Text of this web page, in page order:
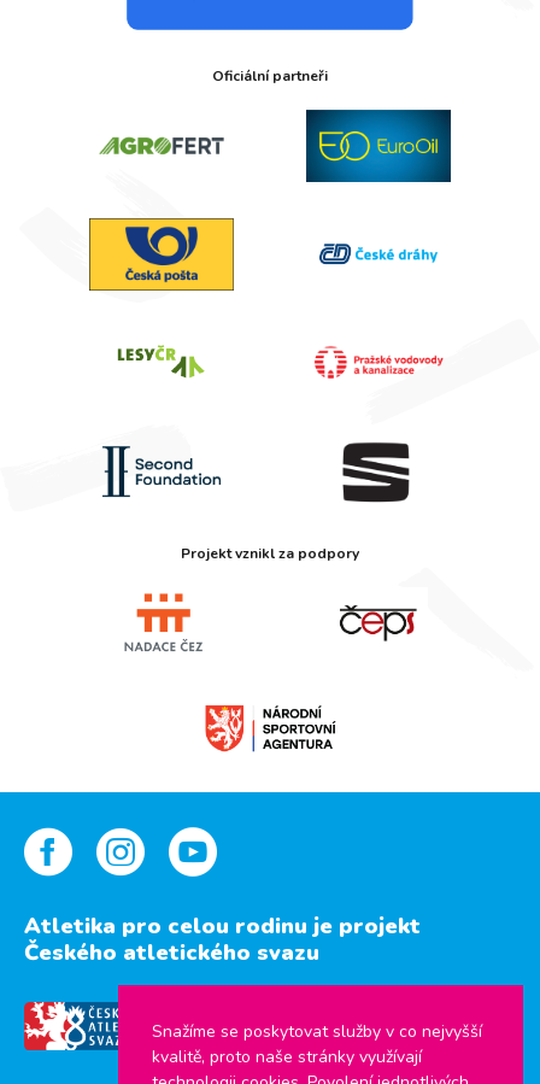
Oficiální partneři
Projekt vznikl za podpory
Atletika pro celou rodinu je projekt
Českého atletického svazu
Snažíme se poskytovat služby v co nejvyšší
kvalitě, proto naše stránky využívají